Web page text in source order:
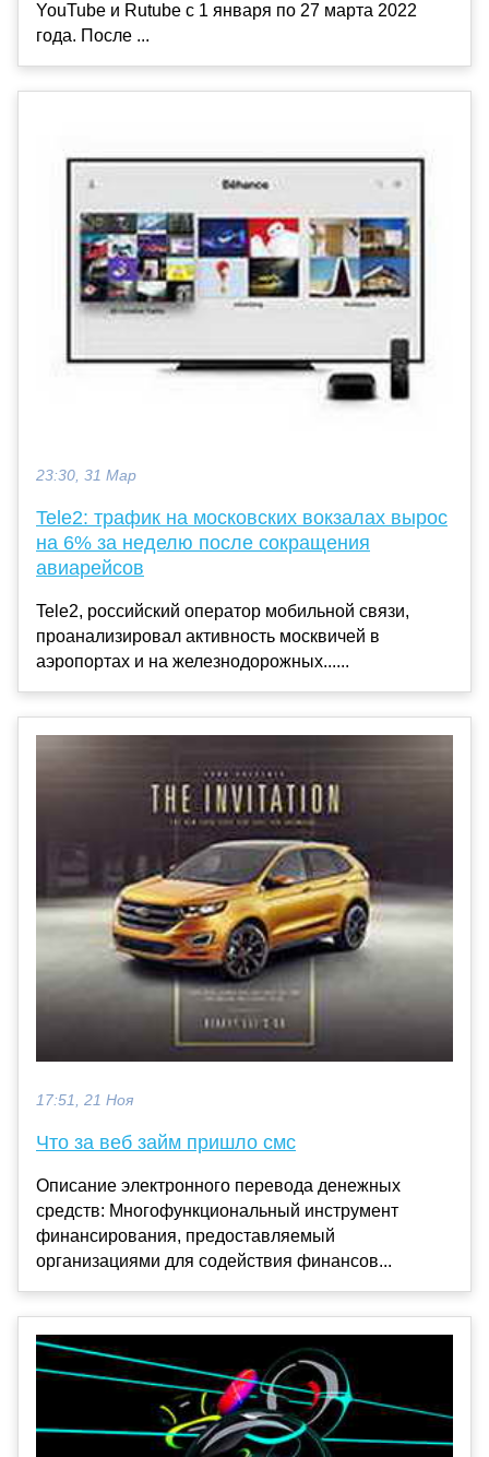
YouTube и Rutube с 1 января по 27 марта 2022
года. После ...
23:30, 31 Мар
Tele2: трафик на московских вокзалах вырос
на 6% за неделю после сокращения
авиарейсов
Tele2, российский оператор мобильной связи,
проанализировал активность москвичей в
аэропортах и на железнодорожных......
17:51, 21 Ноя
Что за веб займ пришло смс
Описание электронного перевода денежных
средств: Многофункциональный инструмент
финансирования, предоставляемый
организациями для содействия финансов...